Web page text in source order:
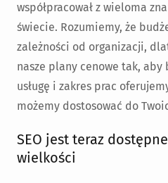
współpracował z wieloma
świecie. Rozumiemy, że
zależności od organizacji,
nasze plany cenowe tak, aby
usługę i zakres prac
możemy dostosować do
SEO jest teraz
wielkości